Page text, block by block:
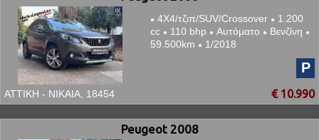
● 4Χ4/τζιπ/SUV/Crossover ● 1.200
cc ● 110 bhp ● Αυτόματο ● Βενζίνη ●
59.500km ● 1/2018
P
ΑΤΤΙΚΗ - ΝΙΚΑΙΑ, 18454 € 10.990
Peugeot 2008